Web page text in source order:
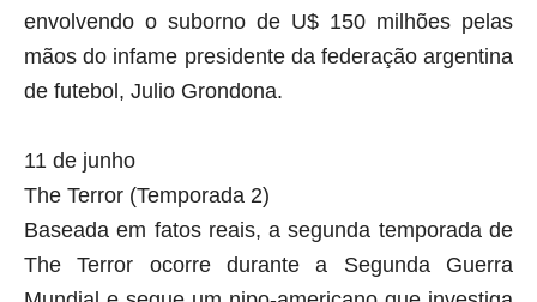
envolvendo o suborno de U$ 150 milhões pelas
mãos do infame presidente da federação argentina
de futebol, Julio Grondona.
11 de junho
The Terror (Temporada 2)
Baseada em fatos reais, a segunda temporada de
The Terror ocorre durante a Segunda Guerra